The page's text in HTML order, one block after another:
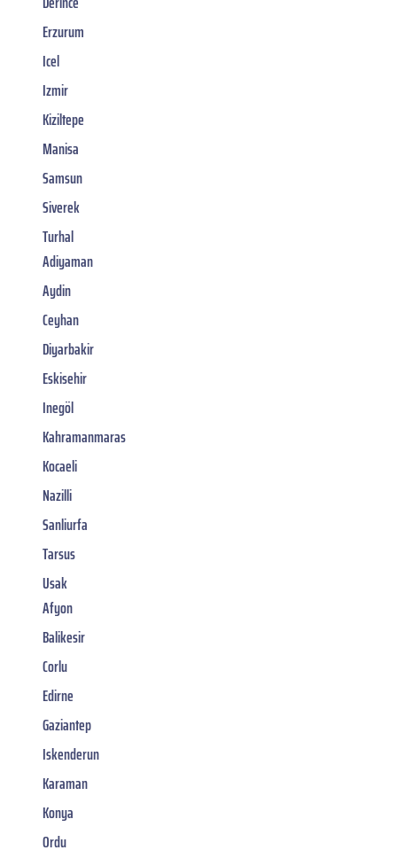
Erzurum
Icel
Izmir
Kiziltepe
Manisa
Samsun
Siverek
Turhal
Adiyaman
Aydin
Ceyhan
Diyarbakir
Eskisehir
Inegöl
Kahramanmaras
Kocaeli
Nazilli
Sanliurfa
Tarsus
Usak
Afyon
Balikesir
Corlu
Edirne
Gaziantep
Iskenderun
Karaman
Konya
Ordu